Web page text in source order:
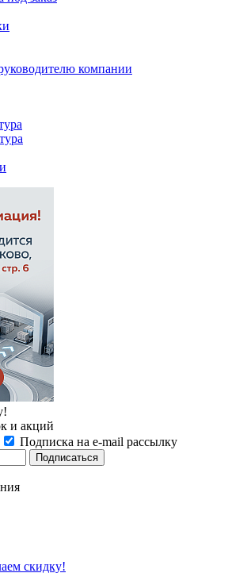
компании
и акций
Подписка на e-mail рассылку
скидку!